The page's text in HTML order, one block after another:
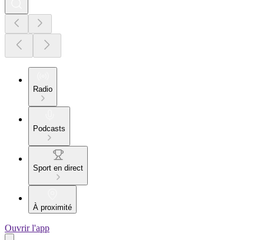
Radio
Podcasts
Sport en direct
À proximité
Ouvrir l'app